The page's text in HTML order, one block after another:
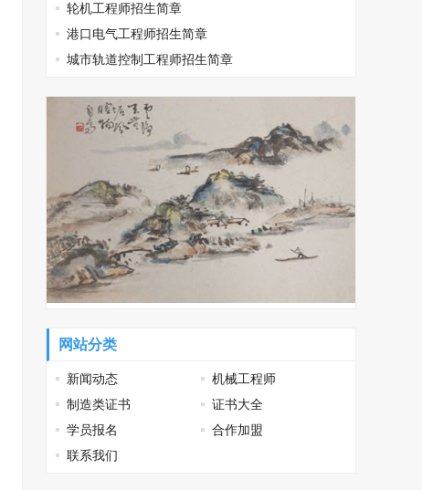
轮机工程师招生简章
港口电气工程师招生简章
城市轨道控制工程师招生简章
网站分类
新闻动态
机械工程师
制造类证书
证书大全
学员报名
合作加盟
联系我们